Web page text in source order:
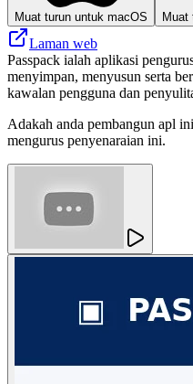
Muat turun untuk macOS Muat
Laman web
Passpack ialah aplikasi
menyimpan, menyusun serta
kawalan pengguna dan
Adakah anda pembangun apl
mengurus penyenaraian ini.